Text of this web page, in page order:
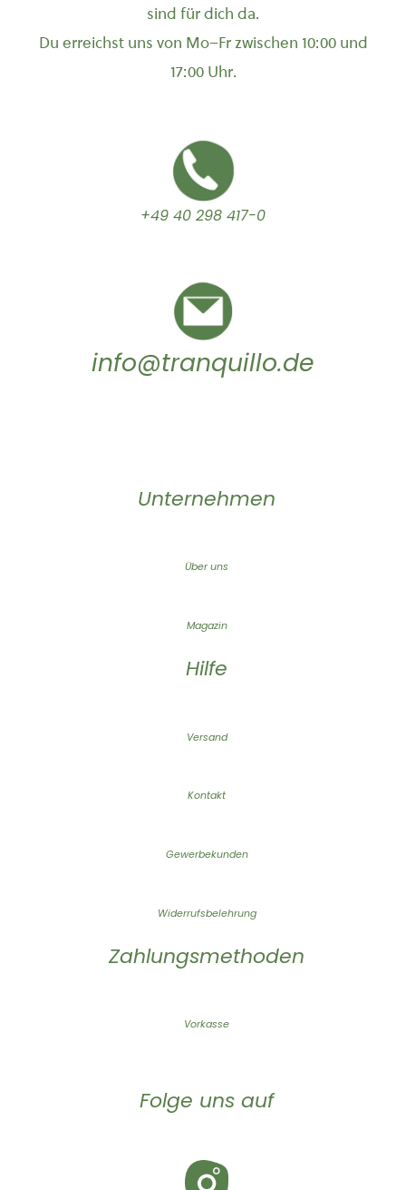
sind für dich da.
Du erreichst uns von Mo–Fr zwischen 10:00 und
17:00 Uhr.
+49 40 298 417-0
info@tranquillo.de
Unternehmen
Über uns
Magazin
Hilfe
Versand
Kontakt
Gewerbekunden
Widerrufsbelehrung
Zahlungsmethoden
Vorkasse
Folge uns auf